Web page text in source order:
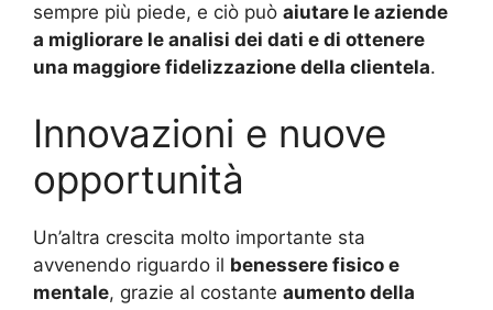
sempre più piede, e ciò può aiutare le aziende
a migliorare le analisi dei dati e di ottenere
una maggiore fidelizzazione della clientela.
Innovazioni e nuove
opportunità
Un’altra crescita molto importante sta
avvenendo riguardo il benessere fisico e
mentale, grazie al costante aumento della